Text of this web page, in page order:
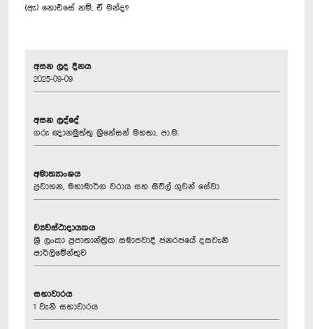
(ඇ) නොඑසේ නම්, ඒ මන්ද?
අසන ලද දිනය
2025-09-09
අසන ලද්දේ
ගරු ඥානමුත්තු ශ්‍රීනේසන් මහතා, පා.ම.
අමාත්‍යාංශය
ප්‍රවාහන, මහාමාර්ග වරාය සහ සිවිල් ගුවන් සේවා
ව්‍යවස්ථාදායකය
ශ්‍රී ලංකා ප්‍රජාතාන්ත්‍රික සමාජවාදී ජනරජයේ දසවැනි
පාර්ලිමේන්තුව
සභාවාරය
1 වැනි සභාවාරය